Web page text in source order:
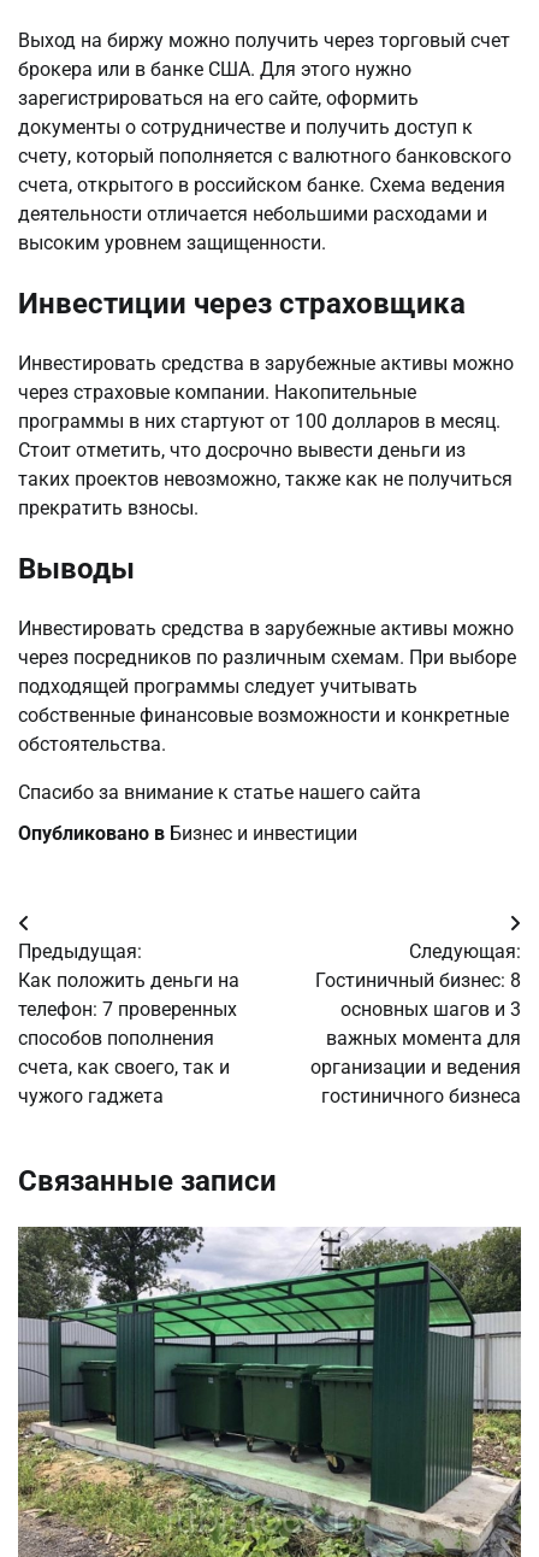
Выход на биржу можно получить через торговый счет
брокера или в банке США. Для этого нужно
зарегистрироваться на его сайте, оформить
документы о сотрудничестве и получить доступ к
счету, который пополняется с валютного банковского
счета, открытого в российском банке. Схема ведения
деятельности отличается небольшими расходами и
высоким уровнем защищенности.
Инвестиции через страховщика
Инвестировать средства в зарубежные активы можно
через страховые компании. Накопительные
программы в них стартуют от 100 долларов в месяц.
Стоит отметить, что досрочно вывести деньги из
таких проектов невозможно, также как не получиться
прекратить взносы.
Выводы
Инвестировать средства в зарубежные активы можно
через посредников по различным схемам. При выборе
подходящей программы следует учитывать
собственные финансовые возможности и конкретные
обстоятельства.
Спасибо за внимание к статье нашего сайта
Опубликовано в Бизнес и инвестиции
Навигация
по
записям
Предыдущая:
Как положить деньги на
телефон: 7 проверенных
способов пополнения
счета, как своего, так и
чужого гаджета
Следующая:
Гостиничный бизнес: 8
основных шагов и 3
важных момента для
организации и ведения
гостиничного бизнеса
Связанные записи